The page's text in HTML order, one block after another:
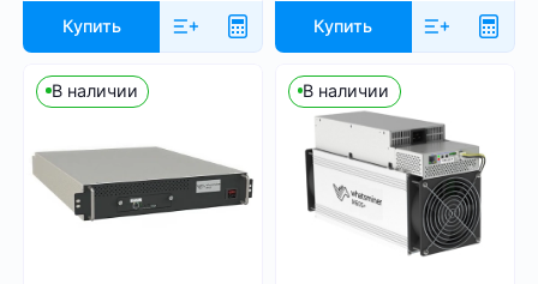
1 000
Купить Купить
В наличии В наличии